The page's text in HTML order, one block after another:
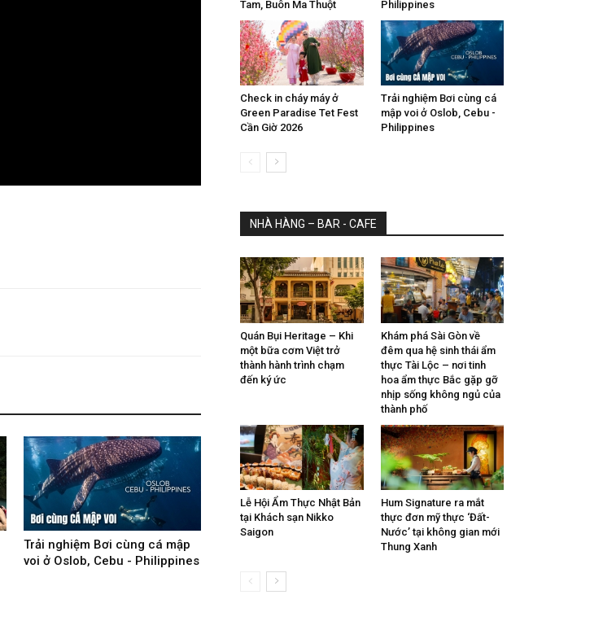
Trải nghiệm Bơi cùng cá mập
voi ở Oslob, Cebu - Philippines
Tam, Buôn Ma Thuột
Philippines
Check in cháy máy ở
Green Paradise Tet Fest
Cần Giờ 2026
Trải nghiệm Bơi cùng cá
mập voi ở Oslob, Cebu -
Philippines
NHÀ HÀNG – BAR - CAFE
Quán Bụi Heritage – Khi
một bữa cơm Việt trở
thành hành trình chạm
đến ký ức
Khám phá Sài Gòn về
đêm qua hệ sinh thái ẩm
thực Tài Lộc – nơi tinh
hoa ẩm thực Bắc gặp gỡ
nhịp sống không ngủ của
thành phố
Lễ Hội Ẩm Thực Nhật Bản
tại Khách sạn Nikko
Saigon
Hum Signature ra mắt
thực đơn mỹ thực ‘Đất-
Nước’ tại không gian mới
Thung Xanh